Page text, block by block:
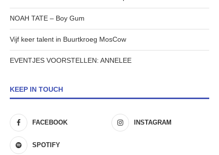
NOAH TATE – Boy Gum
Vijf keer talent in Buurtkroeg MosCow
EVENTJES VOORSTELLEN: ANNELEE
KEEP IN TOUCH
FACEBOOK INSTAGRAM
SPOTIFY